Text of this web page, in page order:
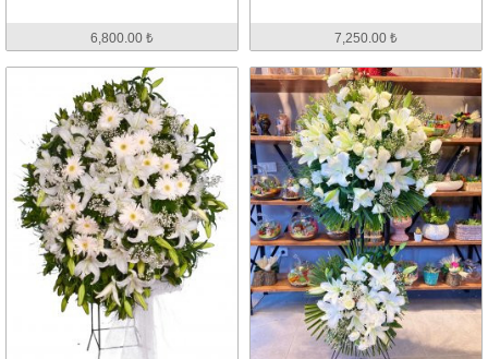
6,800.00 ₺ 7,250.00 ₺